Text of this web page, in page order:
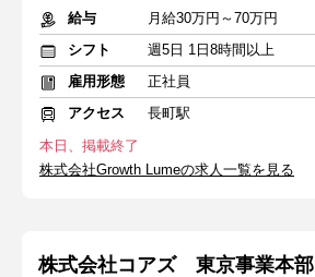
給与
月給30万円～70万円
シフト
週5日 1日8時間以上
雇用形態
正社員
アクセス
長町駅
本日、掲載終了
株式会社Growth Lumeの求人一覧を見る
株式会社コアズ 東京事業本部